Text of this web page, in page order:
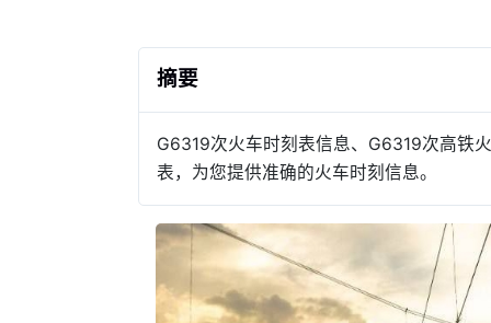
摘要
G6319次火车时刻表信息、G6319次高铁
表，为您提供准确的火车时刻信息。